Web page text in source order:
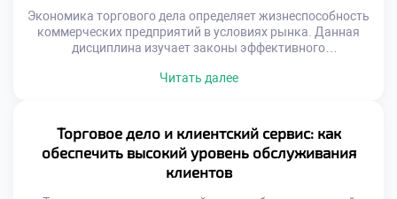
Финансовая дисциплина определяет выживаемость
компании […]
Экономика торгового дела определяет жизнеспособность
коммерческих предприятий в условиях рынка. Данная
дисциплина изучает законы эффективного
прибыли. Понимание экономических механизмов
собой сложную систему хозяйственных связей и
отношений. Каждый этап реализации товара сопряжен с
затратами, рисками и потенциальным доходом. Баланс
между этими […]
Читать далее
Торговое дело и клиентский сервис: как
обеспечить высокий уровень обслуживания
клиентов